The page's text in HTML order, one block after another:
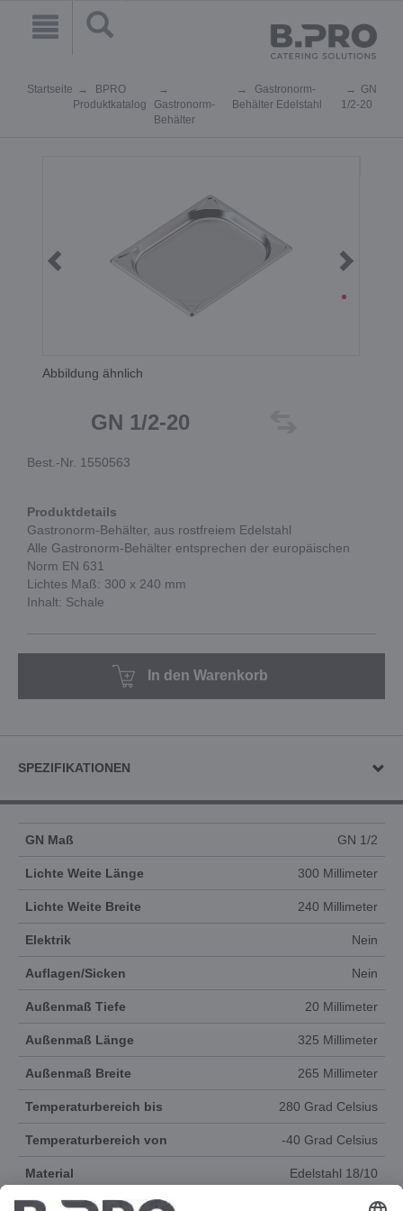
Startseite
BPRO
Produktkatalog
Gastronorm-
Behälter
Gastronorm-
Behälter Edelstahl
GN
1/2-20
Abbildung ähnlich
GN 1/2-20
Best.-Nr. 1550563
Produktdetails
Gastronorm-Behälter, aus rostfreiem Edelstahl
Alle Gastronorm-Behälter entsprechen der europäischen
Norm EN 631
Lichtes Maß: 300 x 240 mm
Inhalt: Schale
In den Warenkorb
SPEZIFIKATIONEN
GN Maß GN 1/2
Lichte Weite Länge 300 Millimeter
Lichte Weite Breite 240 Millimeter
Elektrik Nein
Auflagen/Sicken Nein
Außenmaß Tiefe 20 Millimeter
Außenmaß Länge 325 Millimeter
Außenmaß Breite 265 Millimeter
Temperaturbereich bis 280 Grad Celsius
Temperaturbereich von -40 Grad Celsius
Material Edelstahl 18/10
Produktgruppe Gastronorm-System